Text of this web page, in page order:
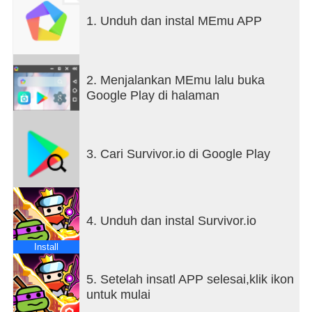
sedikit kesalahan dan kamu akan terperangkap
dalam masalah besar!
Dalam krisis ini, kamu harus menemukan cara
untuk bertahan hidup!
Fitur:
- Hadapi 1000+ monster sekaligus dan basmi
- Tuntaskan peta dengan kontrol satu tangan!
- Pengalaman skill roguelite baru dengan
kombinasi tanpa batas
- Rasakan keseruan setiap stage baru dengan
tingkat kesulitan berbeda
Facebook:@Survivor.io
Hubungi Kami: survivor@habby.com
©2024 Viacom Overseas Holdings C.V. All Rights
Reserved. Teenage Mutant Ninja Turtles and all
related titles, logos and characters are trademarks
1. Unduh dan instal MEmu APP
2. Menjalankan MEmu lalu buka
Google Play di halaman
3. Cari Survivor.io di Google Play
Install
4. Unduh dan instal Survivor.io
5. Setelah insatl APP selesai,klik ikon
untuk mulai